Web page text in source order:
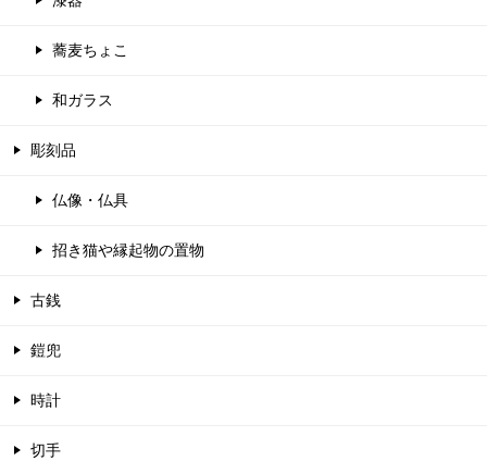
蕎麦ちょこ
和ガラス
彫刻品
仏像・仏具
招き猫や縁起物の置物
古銭
鎧兜
時計
切手